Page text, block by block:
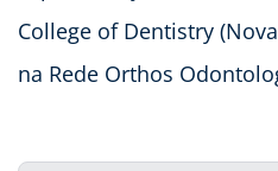
College of Dentistry
na Rede Orthos